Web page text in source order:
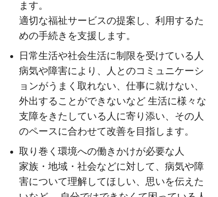
ます。
適切な福祉サービスの提案し、利用するた
めの手続きを支援します。
日常生活や社会生活に制限を受けている人
病気や障害により、人とのコミュニケーシ
ョンがうまく取れない、仕事に就けない、
外出することができないなど 生活に様々な
支障をきたしている人に寄り添い、その人
のペースに合わせて改善を目指します。
取り巻く環境への働きかけが必要な人
家族・地域・社会などに対して、病気や障
害について理解してほしい、思いを伝えた